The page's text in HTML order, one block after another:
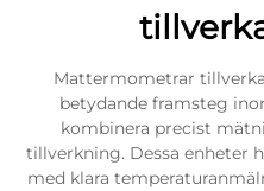
Mattermometrar
betydande framsteg
kombinera precist
tillverkning. Dessa enheter
med klara